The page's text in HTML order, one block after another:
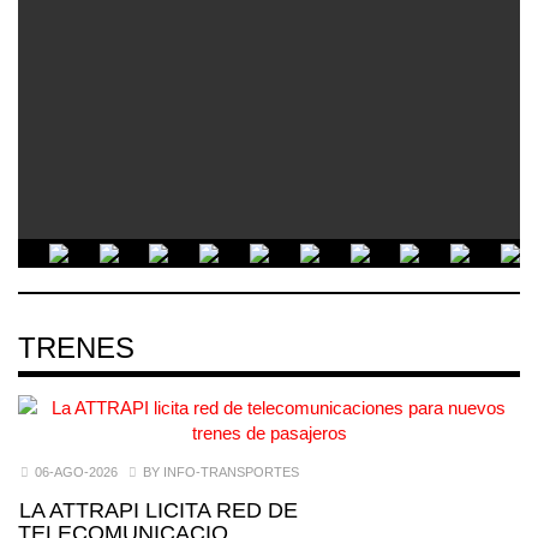
TRENES
06-AGO-2026 BY INFO-TRANSPORTES
LA ATTRAPI LICITA RED DE